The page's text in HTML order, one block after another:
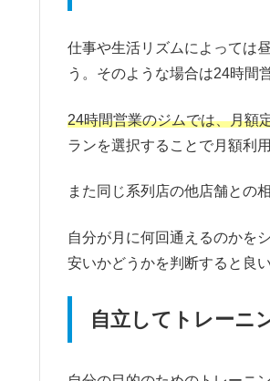
仕事や生活リズムによっては
う。そのような場合は24時間
24時間営業のジムでは、月額
ランを選択することで月額利
また同じ系列店の他店舗との
自分が月に何回通えるのかを
安いかどうかを判断すると良
自立してトレーニ